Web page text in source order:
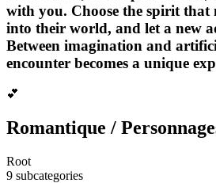
with you. Choose the spirit that
into their world, and let a new
Between imagination and
encounter becomes a unique
💕
Romantique /
Root
9 subcategories